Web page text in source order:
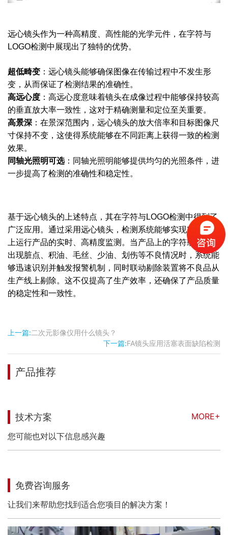
远心镜头作为一种高精度、高性能的光学元件，在字符与
LOGO检测中展现出了独特的优势。
超低畸变 ：远心镜头能够确保图像在传输过程中不发生形
变，从而保证了检测结果的准确性。
高远心度 ：高远心度意味着镜头在成像过程中能够保持较高
的垂直放大率一致性，这对于精确测量和定位至关重要。
高景深 ：在景深范围内，远心镜头的放大倍率和目标图像尺
寸保持不变，这使得系统能够在不同距离上获得一致的检测
效果。
同轴光照明可选：同轴光照明能够提供均匀的光照条件，进
一步提高了检测的准确性和稳定性。
基于远心镜头的上述特点，其在字符与LOGO检测中得到了
广泛应用。通过采用远心镜头，检测系统能够实现对传送带
上运行产品的实时、高精度监测。当产品上的字符或LOGO
出现脏点、积油、毛丝、少油、划伤等不良情况时，系统能
够迅速识别并触发报警机制，同时联动剔除装置将不良品从
生产线上剔除。这不仅提高了生产效率，还确保了产品质量
的稳定性和一致性。
上一篇:二次元影像仪用什么镜头？
下一篇:FA镜头应用活塞表面缺陷检测
产品推荐
技术方案
MORE+
您可能也对以下信息感兴趣
免费咨询服务
让我们来帮助您找到适合您项目的解决方案！